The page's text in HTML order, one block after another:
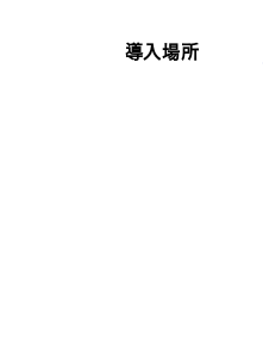
​導入場所​